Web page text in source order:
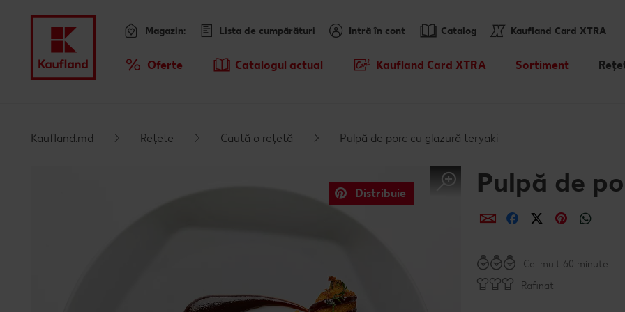
Meniu Oferte Catalogul actual Kaufland Card XTRA
XTRA
Reduceri de categorie
Sortiment
Atât de ieftin
Valorile noastre
Catalog
Magazin: Intră în cont
Lista de cumpărături Kaufland Card XTRA
Kaufland.md Rețete Caută o rețetă Pulpă de porc cu glazură teryaki
Distribuie Pulpă de
DistribuieDistribuieDistribuieDistribuie
Cel mult 60 minute
Rafinat